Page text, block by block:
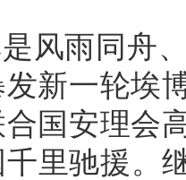
风雨同舟
新一轮埃
国安理会
里驰援。